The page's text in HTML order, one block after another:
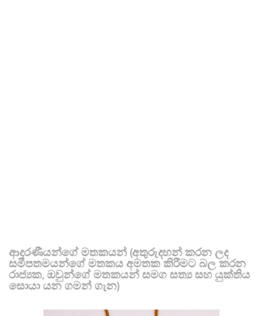
ආදරණීයන්ගේ මතකයන් (අතුරුදහන් කරන ලද
සමීපතමයන්ගේ මතකය අමතක කිරීමට බල කරන
රාජ්‍යක, ඔවුන්ගේ මතකයන් සමග සත්‍ය සහ යුක්තිය
සොයා යන ගමන් ගැන)